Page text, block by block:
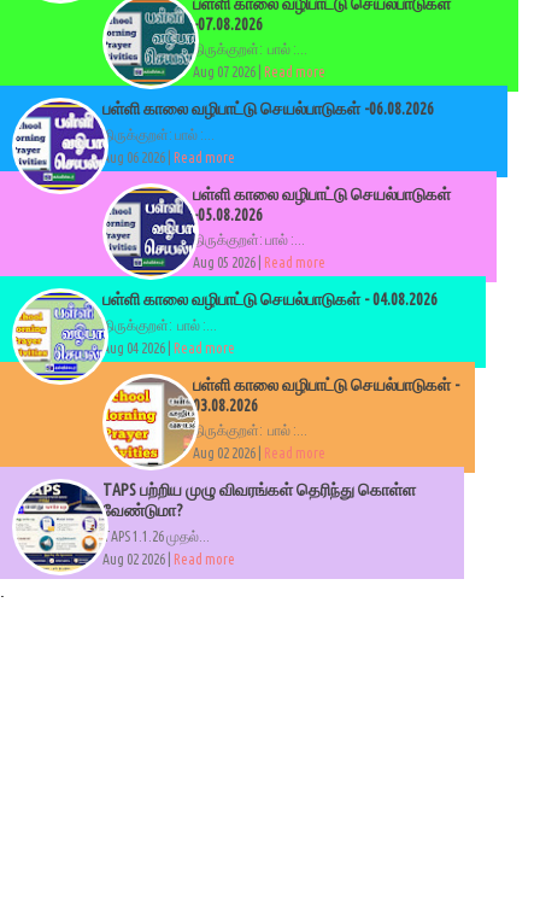
-07.08.2026
திருக்குறள்: பால் :...
Aug 07 2026 | Read more
பள்ளி காலை வழிபாட்டு செயல்பாடுகள் -06.08.2026
திருக்குறள்: பால் :...
Aug 06 2026 | Read more
பள்ளி காலை வழிபாட்டு செயல்பாடுகள்
-05.08.2026
திருக்குறள்: பால் :...
Aug 05 2026 |
Read more
பள்ளி காலை வழிபாட்டு செயல்பாடுகள் - 04.08.2026
திருக்குறள்: பால் :...
Aug 04 2026 | Read more
பள்ளி காலை வழிபாட்டு செயல்பாடுகள் -
03.08.2026
திருக்குறள்: பால் :...
Aug 02 2026 |
Read more
TAPS பற்றிய முழு விவரங்கள் தெரிந்து கொள்ள
வேண்டுமா?
TAPS 1.1.26 முதல்...
Aug 02 2026 |
Read more